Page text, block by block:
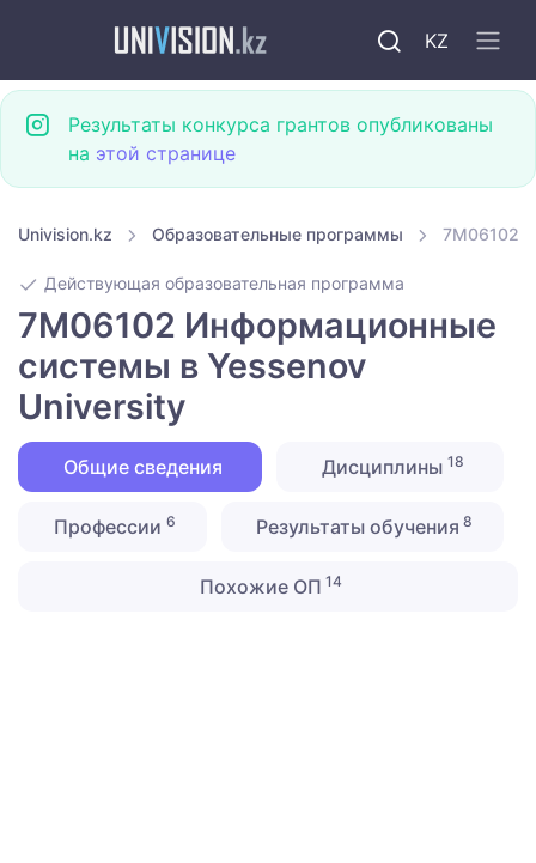
KZ
Результаты конкурса грантов опубликованы
на этой странице
Univision.kz Образовательные программы 7M06102
Действующая образовательная программа
7M06102 Информационные
системы в Yessenov
University
Общие сведения Дисциплины 18
Профессии 6 Результаты обучения 8
Похожие ОП 14